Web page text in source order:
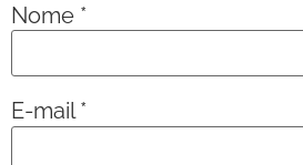
Nome *
E-mail*